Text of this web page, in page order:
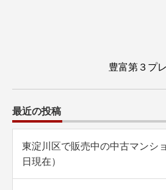
豊富第３プ
最近の投稿
東淀川区で販売中の中古マンシ
日現在）